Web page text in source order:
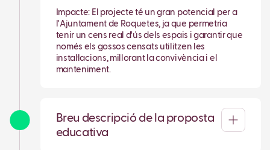
Impacte: El projecte té un gran potencial per a
l'Ajuntament de Roquetes, ja que permetria
tenir un cens real d'ús dels espais i garantir que
només els gossos censats utilitzen les
instal·lacions, millorant la convivència i el
manteniment.
Breu descripció de la proposta
educativa